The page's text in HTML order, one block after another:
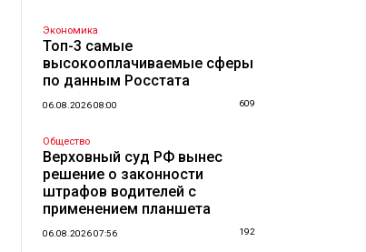
Экономика
Топ-3 самые
высокооплачиваемые сферы
по данным Росстата
06.08.2026 08:00 609
Общество
Верховный суд РФ вынес
решение о законности
штрафов водителей с
применением планшета
06.08.2026 07:56 192